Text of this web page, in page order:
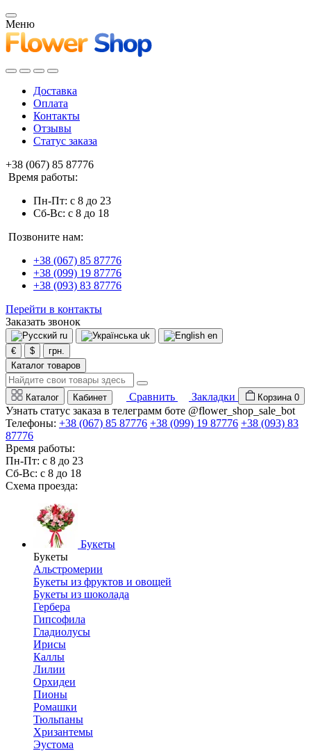
Меню
Доставка
Оплата
Контакты
Отзывы
Статус заказа
+38 (067) 85 87776
Время работы:
Пн-Пт: с 8 до 23
Сб-Вс: с 8 до 18
Позвоните нам:
+38 (067) 85 87776
+38 (099) 19 87776
+38 (093) 83 87776
Перейти в контакты
Заказать звонок
ru uk
en
€
$
грн.
Каталог товаров
Каталог Кабинет Сравнить Закладки Корзина 0
Узнать статус заказа в телеграмм боте @flower_shop_sale_bot
Телефоны: +38 (067) 85 87776 +38 (099) 19 87776 +38 (093) 83
87776
Время работы:
Пн-Пт: с 8 до 23
Сб-Вс: с 8 до 18
Схема проезда:
Букеты
Букеты
Альстромерии
Букеты из фруктов и овощей
Букеты из шоколада
Гербера
Гипсофила
Гладиолусы
Ирисы
Каллы
Лилии
Орхидеи
Пионы
Ромашки
Тюльпаны
Хризантемы
Эустома